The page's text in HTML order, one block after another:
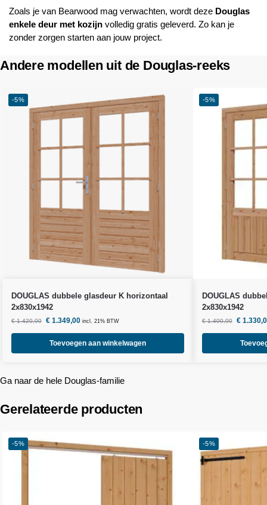
Zoals je van Bearwood mag verwachten, wordt deze Douglas
enkele deur met kozijn volledig gratis geleverd. Zo kan je
zonder zorgen starten aan jouw project.
Andere modellen uit de Douglas-reeks
-5%
DOUGLAS dubbele glasdeur K horizontaal
2x830x1942
€1.420,00 €1.349,00 incl. 21% BTW
Toevoegen aan winkelwagen
-5%
DOUGLAS
2x830x1942
€1.400,00 €
Ga naar de hele Douglas-familie
Gerelateerde producten
-5% -5%